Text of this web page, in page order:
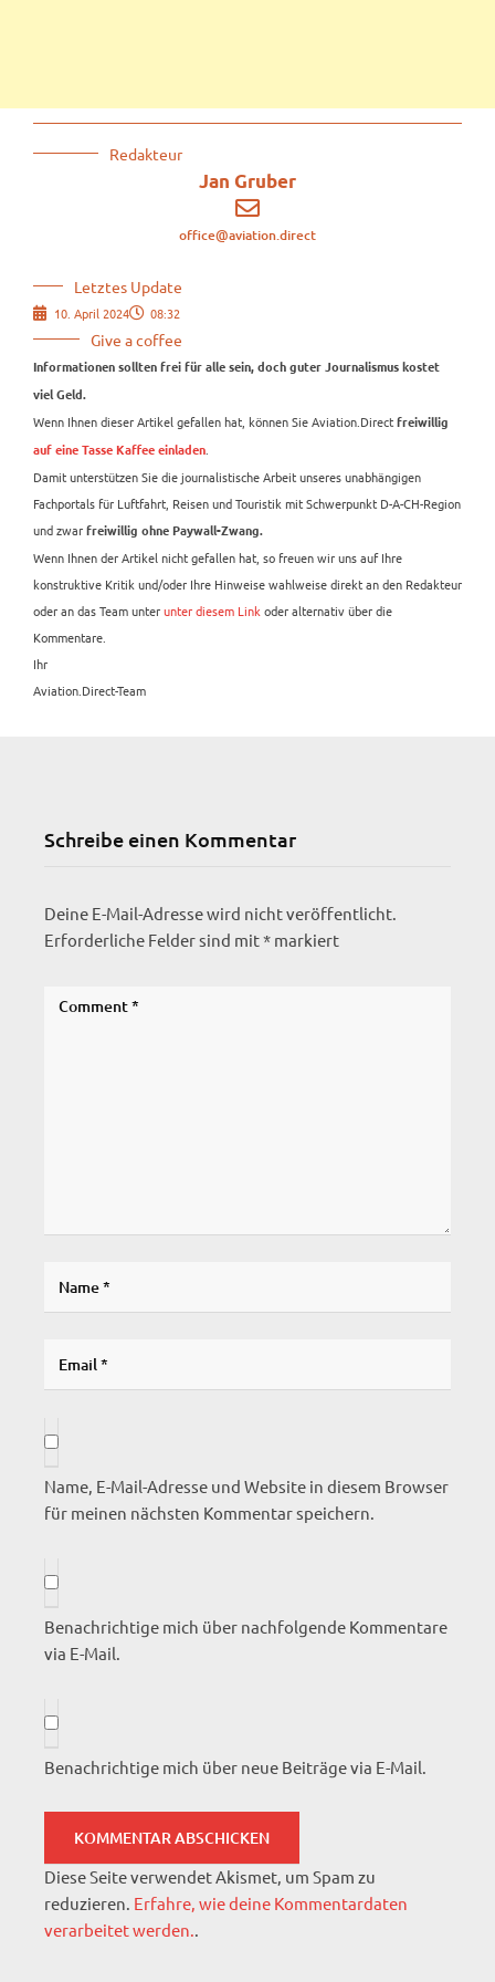
Redakteur
Jan Gruber
office@aviation.direct
Letztes Update
10. April 2024 08:32
Give a coffee
Informationen sollten frei für alle sein, doch guter Journalismus kostet
viel Geld.
Wenn Ihnen dieser Artikel gefallen hat, können Sie Aviation.Direct freiwillig
auf eine Tasse Kaffee einladen
Damit unterstützen Sie die journalistische Arbeit unseres unabhängigen
Fachportals für Luftfahrt, Reisen und Touristik mit Schwerpunkt D-A-CH-Region
und zwar freiwillig ohne Paywall-Zwang.
Wenn Ihnen der Artikel nicht gefallen hat, so freuen wir uns auf Ihre
konstruktive Kritik und/oder Ihre Hinweise wahlweise direkt an den Redakteur
oder an das Team unterunter diesem Link oder alternativ über die
Kommentare.
Ihr
Aviation.Direct-Team
Schreibe einen Kommentar
Deine E-Mail-Adresse wird nicht veröffentlicht.
Erforderliche Felder sind mit* markiert
Name, E-Mail-Adresse und Website in diesem Browser
für meinen nächsten Kommentar speichern.
Benachrichtige mich über nachfolgende Kommentare
via E-Mail.
Benachrichtige mich über neue Beiträge via E-Mail.
Diese Seite verwendet Akismet, um Spam zu
reduzieren. Erfahre, wie deine Kommentardaten
verarbeitet werden..